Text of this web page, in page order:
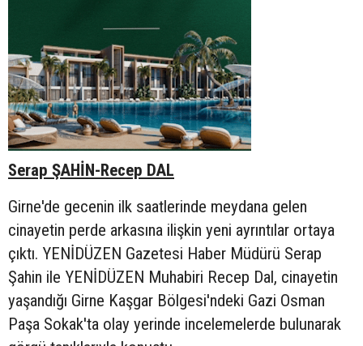
Serap ŞAHİN-Recep DAL
Girne'de gecenin ilk saatlerinde meydana gelen
cinayetin perde arkasına ilişkin yeni ayrıntılar ortaya
çıktı. YENİDÜZEN Gazetesi Haber Müdürü Serap
Şahin ile YENİDÜZEN Muhabiri Recep Dal, cinayetin
yaşandığı Girne Kaşgar Bölgesi'ndeki Gazi Osman
Paşa Sokak'ta olay yerinde incelemelerde bulunarak